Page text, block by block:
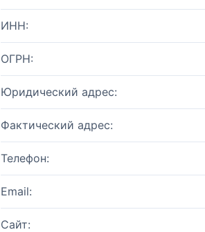
ИНН:
ОГРН:
Юридический адрес:
Фактический адрес:
Телефон:
Email:
Сайт: